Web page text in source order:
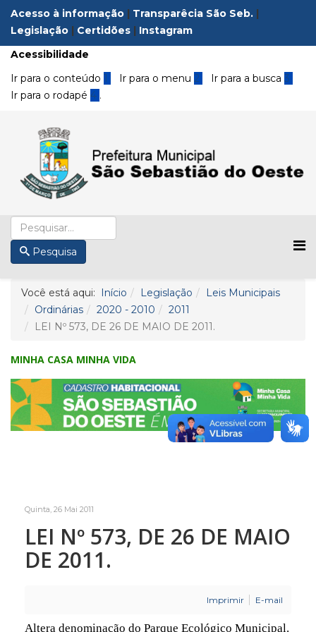
Acesso à informação | Transparêcia São Seb. |
Legislação | Certidões | Instagram
Acessibilidade
Ir para o conteúdo 1 Ir para o menu 2 Ir para a busca3
Ir para o rodapé 4 .
Pesquisa
Você está aqui: Início Legislação
Leis Municipais
Ordinárias
2020 - 2010
2011
LEI Nº 573, DE 26 DE MAIO DE 2011.
MINHA CASA MINHA VIDA
Quinta, 26 Mai 2011
LEI Nº 573, DE 26 DE MAIO
DE 2011.
Imprimir E-mail
Altera denominação do Parque Ecológico Municipal.